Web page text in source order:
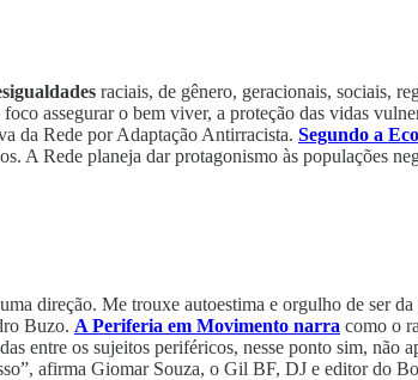
raciais, de gênero, geracionais, sociais,
assegurar o bem viver, a proteção das vidas
da Rede por Adaptação Antirracista. Segundo a
A Rede planeja dar protagonismo às populações
uma direção. Me trouxe autoestima e orgulho de ser
Buzo. A Periferia em Movimento narra como o
entre os sujeitos periféricos, nesse ponto sim,
afirma Giomar Souza, o Gil BF, DJ e editor do